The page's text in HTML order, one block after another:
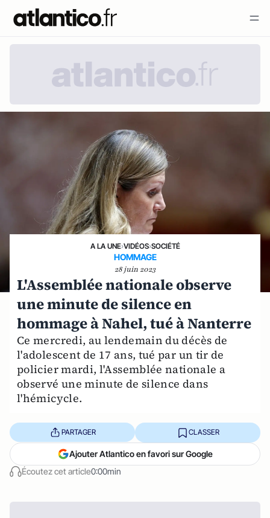
A LA UNE›VIDÉOS›SOCIÉTÉ
HOMMAGE
28 juin 2023
L'Assemblée nationale observe
une minute de silence en
hommage à Nahel, tué à Nanterre
Ce mercredi, au lendemain du décès de
l'adolescent de 17 ans, tué par un tir de
policier mardi, l'Assemblée nationale a
observé une minute de silence dans
l'hémicycle.
Écoutez cet article0:00min
PARTAGER CLASSER
Ajouter Atlantico en favori sur Google